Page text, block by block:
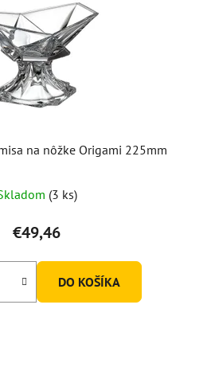
na nôžke Origami 225mm
(3 ks)
€49,46
DO KOŠÍKA